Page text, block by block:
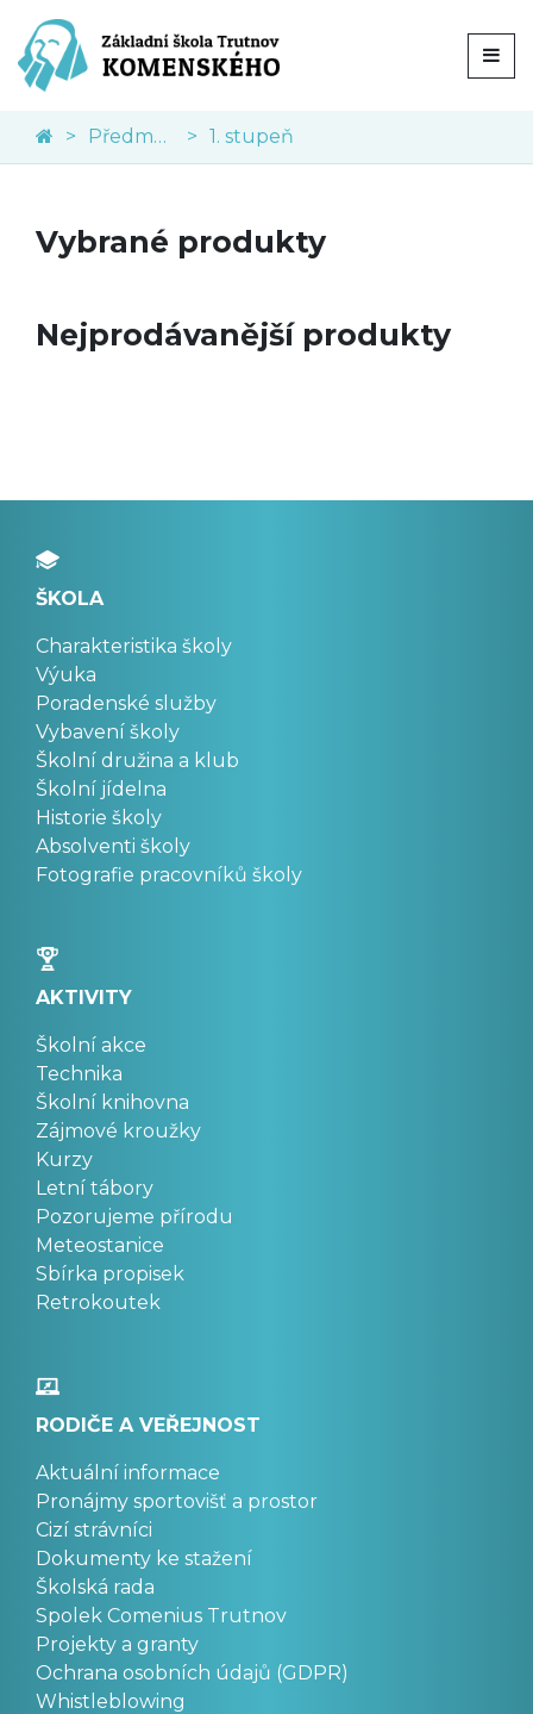
Předměty 1. stupeň
Vybrané produkty
Nejprodávanější produkty
ŠKOLA
Charakteristika školy
Výuka
Poradenské služby
Vybavení školy
Školní družina a klub
Školní jídelna
Historie školy
Absolventi školy
Fotografie pracovníků školy
AKTIVITY
Školní akce
Technika
Školní knihovna
Zájmové kroužky
Kurzy
Letní tábory
Pozorujeme přírodu
Meteostanice
Sbírka propisek
Retrokoutek
RODIČE A VEŘEJNOST
Aktuální informace
Pronájmy sportovišť a prostor
Cizí strávníci
Dokumenty ke stažení
Školská rada
Spolek Comenius Trutnov
Projekty a granty
Ochrana osobních údajů (GDPR)
Whistleblowing